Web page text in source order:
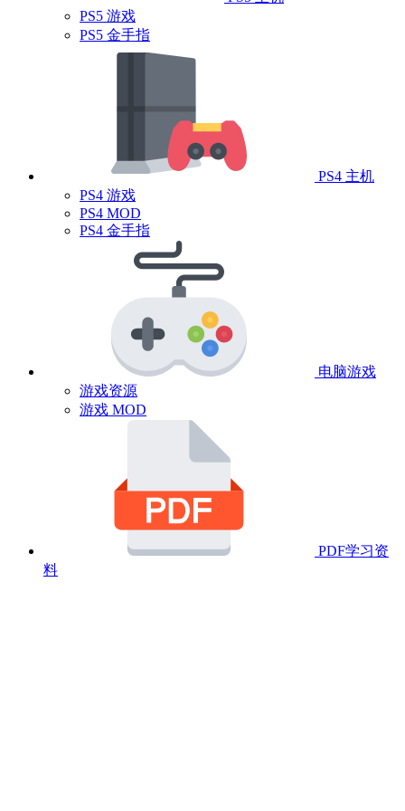
PS5 游戏
PS5 金手指
PS4 主机
PS4 游戏
PS4 MOD
PS4 金手指
电脑游戏
游戏资源
游戏 MOD
PDF学习资
料